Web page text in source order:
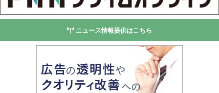
ニュース情報提供はこちら